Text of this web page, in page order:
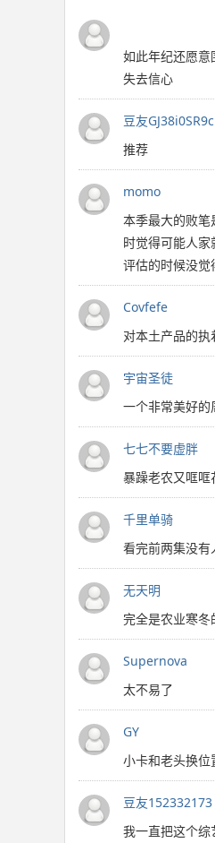
如此年纪还愿
失去信心
豆友GJ38i0SR9c
推荐
momo
本季最大的败
时觉得可能人
评估的时候没
Covfefe
对本土产品的
宇宙圣徒
一个非常美好的
七七不要虚胖
暴躁老农又哐
千里单骑
看完前两集没
无天明
完全是农业寒
Supernova
太不易了
GY
小卡和老头换
豆友152332173
我一直把这个